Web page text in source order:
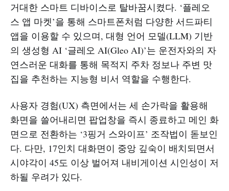
거대한 스마트 디바이스로 탈바꿈시켰다. ‘플레오
스 앱 마켓’을 통해 스마트폰처럼 다양한 서드파티
앱을 이용할 수 있으며, 대형 언어 모델(LLM) 기반
의 생성형 AI ‘글레오 AI(Gleo AI)’는 운전자와의 자
연스러운 대화를 통해 목적지 주차 정보나 주변 맛
집을 추천하는 지능형 비서 역할을 수행한다.
사용자 경험(UX) 측면에서는 세 손가락을 활용해
화면을 쓸어내리면 팝업창을 즉시 종료하고 메인 화
면으로 전환하는 ‘3핑거 스와이프’ 조작법이 돋보인
다. 다만, 17인치 대화면이 중앙 깊숙이 배치되면서
시야각이 45도 이상 벌어져 내비게이션 시인성이 저
하될 우려가 있다.